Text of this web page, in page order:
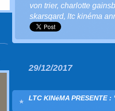
von trier, charlotte
skarsqard, ltc kinéma
29/12/2017
LTC KINéMA